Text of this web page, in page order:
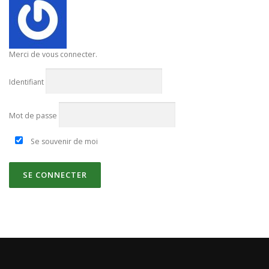
Merci de vous connecter.
Identifiant
Mot de passe
Se souvenir de moi